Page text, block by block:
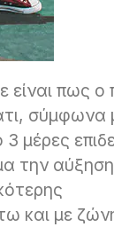
είναι πως ο
σύμφωνα
μέρες
την
και με